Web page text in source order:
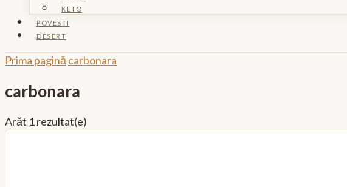
KETO
POVESTI
DESERT
Prima pagină carbonara
carbonara
Arăt 1 rezultat(e)